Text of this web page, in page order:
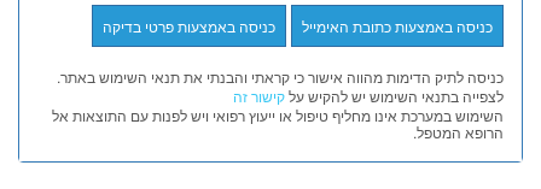
כניסה לתיק הדימות מהווה אישור כי קראתי והבנתי את תנאי השימוש באתר.
לצפייה בתנאי השימוש יש להקיש עלקישור זה
השימוש במערכת אינו מחליף טיפול או ייעוץ רפואי ויש לפנות עם התוצאות אל
הרופא המטפל.